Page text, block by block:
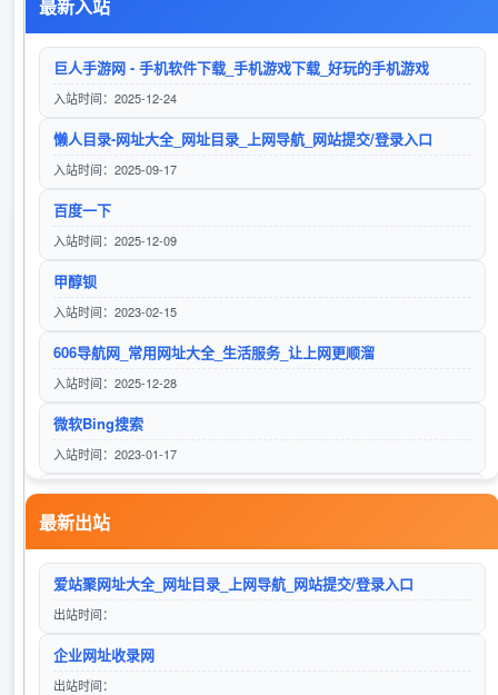
笛链导航
柒零导航网
最新入站
巨人手游网 - 手机软件下载_手机游戏下载_好玩的手机游戏
入站时间：2025-12-24
懒人目录-网址大全_网址目录_上网导航_网站提交/登录入口
入站时间：2025-09-17
百度一下
入站时间：2025-12-09
甲醇钡
入站时间：2023-02-15
606导航网_常用网址大全_生活服务_让上网更顺溜
入站时间：2025-12-28
微软Bing搜索
入站时间：2023-01-17
24小时秒收录网址导航 - 24小时链,网址推广,网址收录,网址推广,网址登陆,外链,友情链接网
入站时间：2025-06-15
Google
入站时间：2023-01-16
入站时间：2023-01-17
最新出站
爱站聚网址大全_网址目录_上网导航_网站提交/登录入口
出站时间：
企业网址收录网
出站时间：